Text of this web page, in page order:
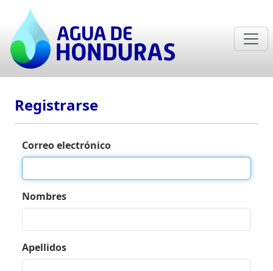
Registrarse
Correo electrónico
Nombres
Apellidos